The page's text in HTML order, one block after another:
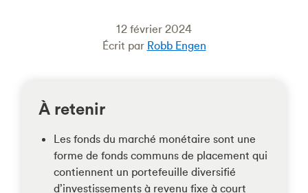
12 février 2024
Écrit par Robb Engen
À retenir
Les fonds du marché monétaire sont une
forme de fonds communs de placement qui
contiennent un portefeuille diversifié
d’investissements à revenu fixe à court